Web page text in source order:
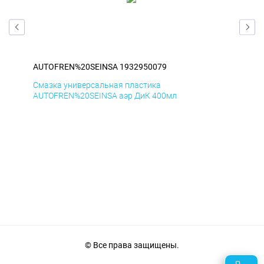
AUTOFREN%20SEINSA 1932950079
Смазка универсальная пластика
AUTOFREN%20SEINSA аэр ДиК 400мл
© Все права защищены.